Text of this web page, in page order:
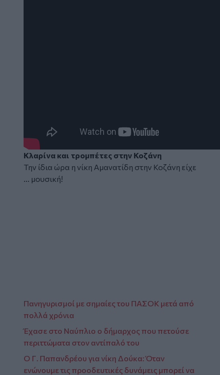
Κλαρίνα και τρομπέτες στην Κοζάνη
Την ίδια ώρα η νίκη Αμανατίδη στην Κοζάνη είχε
... μουσική!
Πανηγυρισμοί με σημαίες του ΠΑΣΟΚ μετά από
πολλά χρόνια
Έχασε στο Ναύπλιο ο δήμαρχος που πετούσε
περιττώματα στον αντίπαλό του
O Γ. Παπανδρέου για νίκη Δούκα: Όταν
ενώνουμε τις προοδευτικές δυνάμεις μπορεί να